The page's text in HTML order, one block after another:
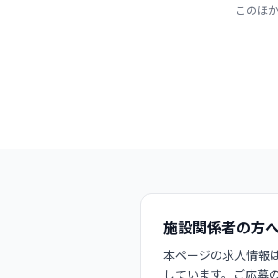
このほ
施設関係者の方
本ページの求人情報
しています。ご応募